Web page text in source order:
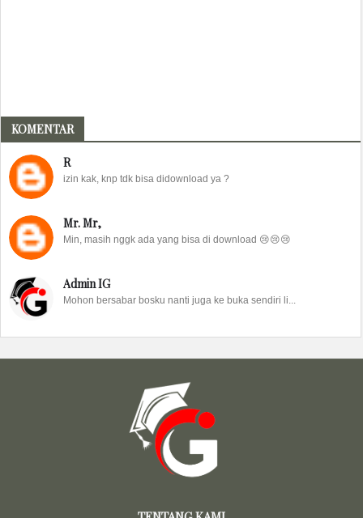
KOMENTAR
R
izin kak, knp tdk bisa didownload ya ?
Mr. Mr,
Min, masih nggk ada yang bisa di download 😢😢😢
Admin IG
Mohon bersabar bosku nanti juga ke buka sendiri li...